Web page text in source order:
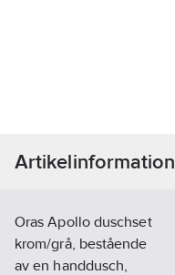
Artikelinformation
Oras Apollo duschset
krom/grå, bestående
av en handdusch,